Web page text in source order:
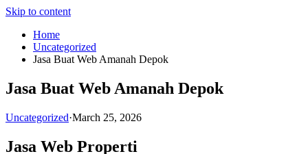
Skip to content
Home
Uncategorized
Jasa Buat Web Amanah Depok
Jasa Buat Web Amanah Depok
Uncategorized·March 25, 2026
Jasa Web Properti